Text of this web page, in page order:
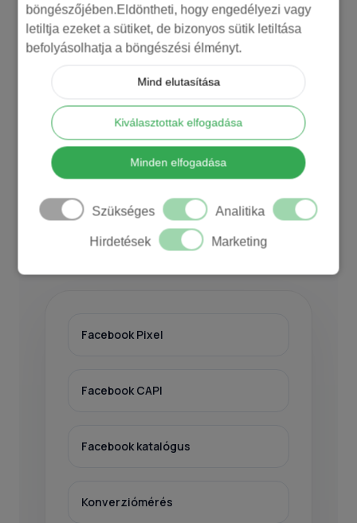
böngészőjében.Eldöntheti, hogy engedélyezi vagy
letiltja ezeket a sütiket, de bizonyos sütik letiltása
befolyásolhatja a böngészési élményt.
Mind elutasítása
Kiválasztottak elfogadása
Minden elfogadása
Szükséges Analitika
Hirdetések Marketing
Ezeknél a rendszereknél gyorsabban
lehet felépíteni azokat a technikai és
mérési alapokat, amelyek a stabil
kampánykezeléshez kellenek.
Kevesebb fejlesztői kör, több kontroll
az indulásnál.
UNAS Shoprenter
WooCommerce
díjmentesen beállított elemek
Facebook Pixel
Facebook CAPI
Facebook katalógus
Konverziómérés